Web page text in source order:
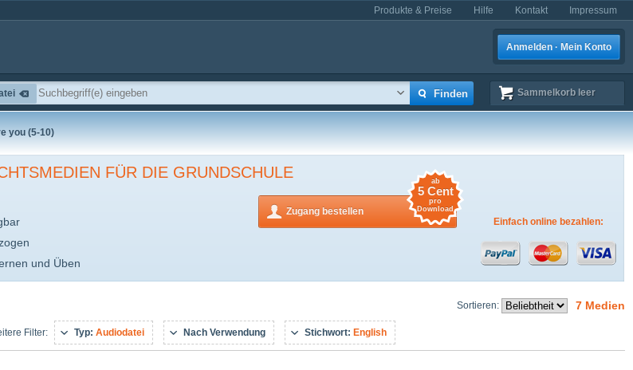
Produkte & Preise Hilfe Kontakt Impressum
Anmelden · Mein Konto
Sammelkorb leer
you (5-10)
FÜR DIE GRUNDSCHULE
und Üben
Zugang bestellen
ab
5 Cent
pro
Download
Einfach online bezahlen:
Sortieren: 7 Medien
Filter: Typ: Audiodatei Nach Verwendung Stichwort: English